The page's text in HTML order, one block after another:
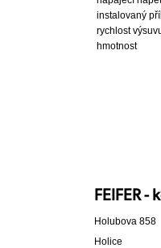
instalovaný
rychlost
hmotnost
FEIFER
Holubova 858
Holice